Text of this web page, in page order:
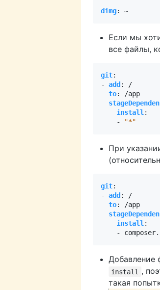
dimg: ~
Если мы
все файлы,
git:
- add :
/
to:
/app
install:
-
"*"
При
git:
- add :
/
to:
/app
install:
-
Добавление
install
,
такая